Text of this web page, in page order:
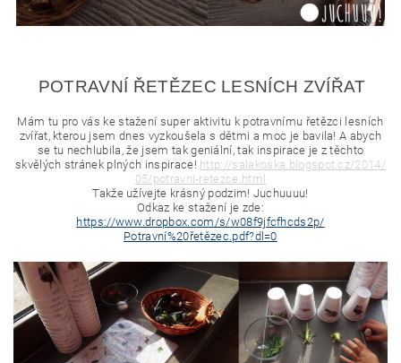
POTRAVNÍ ŘETĚZEC LESNÍCH ZVÍŘAT
Mám tu pro vás ke stažení super aktivitu k potravnímu řetězci lesních
zvířat, kterou jsem dnes vyzkoušela s dětmi a moc je bavila! A abych
se tu nechlubila, že jsem tak geniální, tak inspirace je z těchto
skvělých stránek plných inspirace! http://salakoska.blogspot.cz/2014/
05/potravni-retezce.html
Takže užívejte krásný podzim! Juchuuuu!
Odkaz ke stažení je zde:
https://www.dropbox.com/s/w08f9jfcfhcds2p/
Potravní%20řetězec.pdf?dl=0